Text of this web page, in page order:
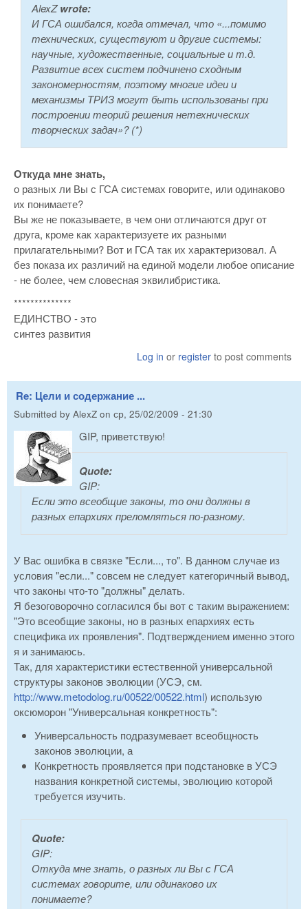
AlexZwrote:
И ГСА ошибался, когда отмечал, что «...помимо
технических, существуют и другие системы:
научные, художественные, социальные и т.д.
Развитие всех систем подчинено сходным
закономерностям, поэтому многие идеи и
механизмы ТРИЗ могут быть использованы при
построении теорий решения нетехнических
творческих задач»? (*)
Откуда мне знать,
о разных ли Вы с ГСА системах говорите, или одинаково
их понимаете?
Вы же не показываете, в чем они отличаются друг от
друга, кроме как характеризуете их разными
прилагательными? Вот и ГСА так их характеризовал. А
без показа их различий на единой модели любое описание
- не более, чем словесная эквилибристика.
**************
ЕДИНСТВО - это
синтез развития
Log in or register to post comments
Re: Цели и содержание ...
Submitted by AlexZ on ср, 25/02/2009 - 21:30
GIP, приветствую!
Quote:
GIP:
Если это всеобщие законы, то они должны в
разных епархиях преломляться по-разному.
У Вас ошибка в связке "Если..., то". В данном случае из
условия "если..." совсем не следует категоричный вывод,
что законы что-то "должны" делать.
Я безоговорочно согласился бы вот с таким выражением:
"Это всеобщие законы, но в разных епархиях есть
специфика их проявления". Подтверждением именно этого
я и занимаюсь.
Так, для характеристики естественной универсальной
структуры законов эволюции (УСЭ, см.
http://www.metodolog.ru/00522/00522.html) использую
оксюморон "Универсальная конкретность":
Универсальность подразумевает всеобщность
законов эволюции, а
Конкретность проявляется при подстановке в УСЭ
названия конкретной системы, эволюцию которой
требуется изучить.
Quote:
GIP:
Откуда мне знать, о разных ли Вы с ГСА
системах говорите, или одинаково их
понимаете?